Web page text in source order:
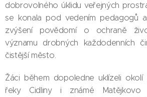
dobrovolného úklidu veřejných
se konala pod vedením pedagogů
zvýšení povědomí o ochraně
významu drobných každodenních
čistější město.
Žáci během dopoledne uklízeli okolí
řeky Cidliny i známé Matějkovo